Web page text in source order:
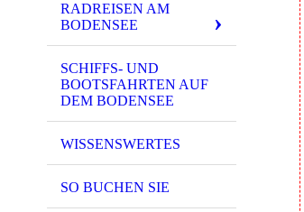
RADREISEN AM
BODENSEE
SCHIFFS- UND
BOOTSFAHRTEN AUF
DEM BODENSEE
WISSENSWERTES
SO BUCHEN SIE